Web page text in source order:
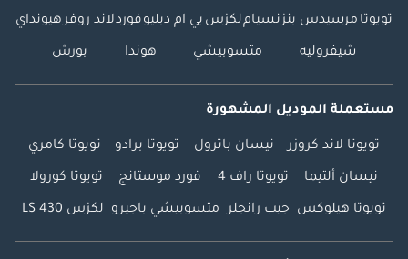
تويوتا مرسيدس بنزنسياملكزس بي ام دبليوفوردلاند روفرهيونداي
شيفروليه متسوبيشي هوندا بورش
مستعملة الموديل المشهورة
تويوتا لاند كروزر نيسان باترول تويوتا برادو تويوتا كامري
نيسان ألتيما تويوتا راف 4 فورد موستانج تويوتا كورولا
تويوتا هيلوكس جيب رانجلر متسوبيشي باجيرو لكزس LS 430